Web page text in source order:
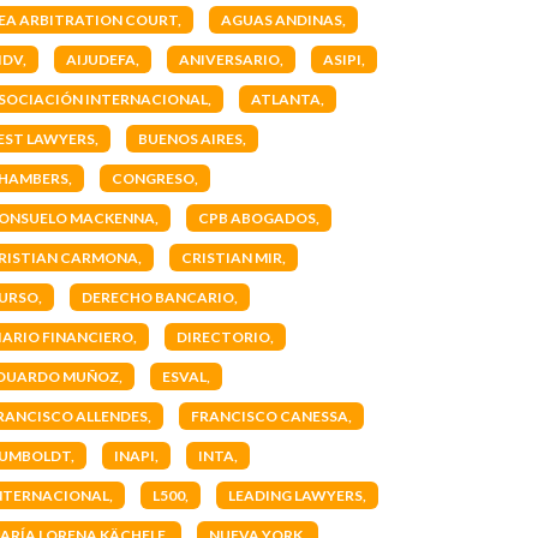
ARBITRATION COURT AGUAS ANDINAS
AIJUDEFA ANIVERSARIO ASIPI
INTERNACIONAL ATLANTA
LAWYERS BUENOS AIRES
CONGRESO
MACKENNA CPB ABOGADOS
CARMONA CRISTIAN MIR
DERECHO BANCARIO
FINANCIERO DIRECTORIO
MUÑOZ ESVAL
ALLENDES FRANCISCO CANESSA
INAPI INTA
L500 LEADING LAWYERS